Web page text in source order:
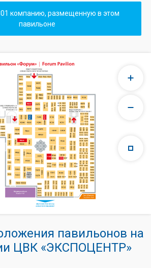
компанию, размещенную в этом
павильоне
павильонов на
ЦВК «ЭКСПОЦЕНТР»